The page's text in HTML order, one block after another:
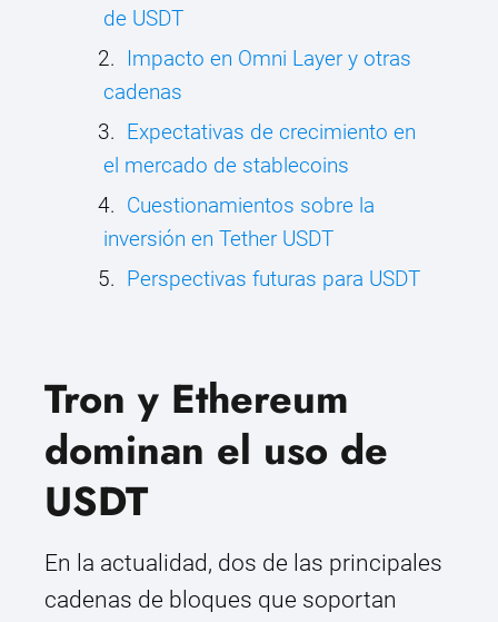
de USDT
Impacto en Omni Layer y otras
cadenas
Expectativas de crecimiento en
el mercado de stablecoins
Cuestionamientos sobre la
inversión en Tether USDT
Perspectivas futuras para USDT
Tron y Ethereum
dominan el uso de
USDT
En la actualidad, dos de las principales
cadenas de bloques que soportan